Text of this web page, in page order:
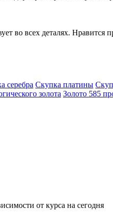
во всех деталях. Нравится
серебра Скупка платины
золота Золото 585
от курса на сегодня